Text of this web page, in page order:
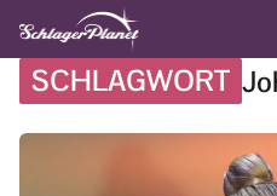
SCHLAGWORT